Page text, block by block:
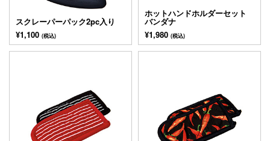
スクレーパーパック2pc入り
¥1,100 (税込)
ホットハンドホルダーセット
バンダナ
¥1,980 (税込)